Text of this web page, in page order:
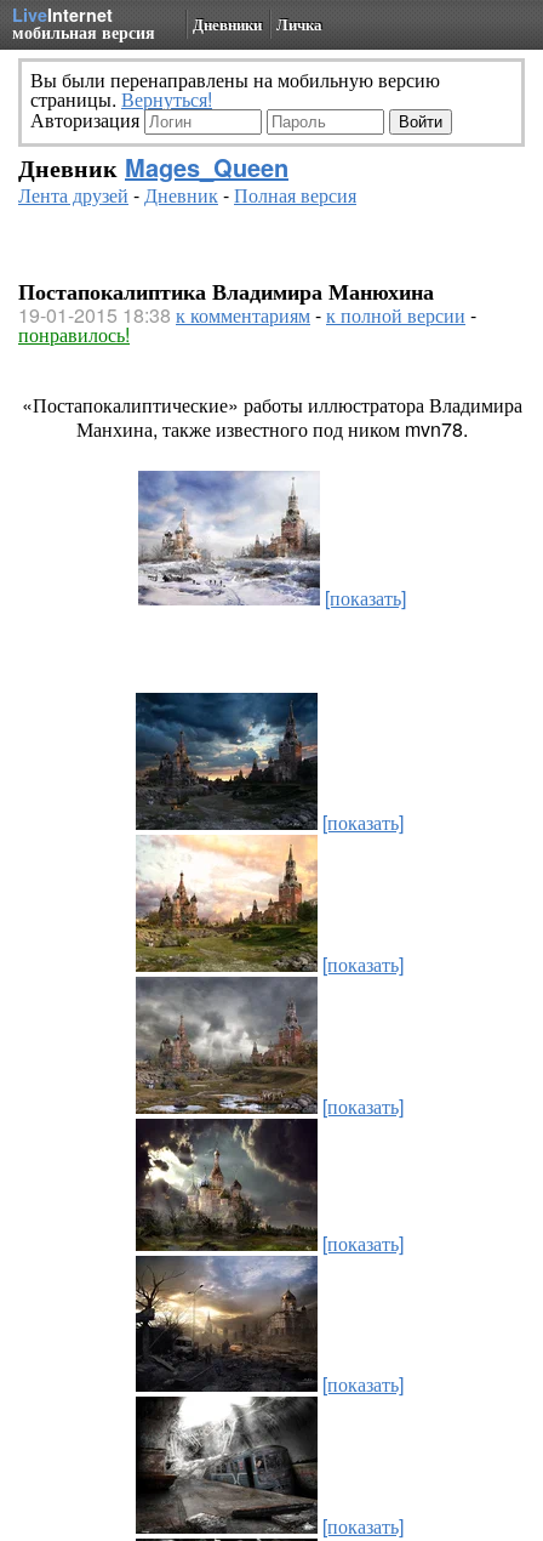
LiveInternet
мобильная версия Дневники Личка
Вы были перенаправлены на мобильную версию
страницы. Вернуться!
Авторизация
Дневник Mages_Queen
Лента друзей -Дневник-Полная версия
Постапокалиптика Владимира Манюхина
19-01-2015 18:38 к комментариям-к полной версии -
понравилось!
«Постапокалиптические» работы иллюстратора Владимира
Манхина, также известного под ником mvn78.
[показать]
[показать]
[показать]
[показать]
[показать]
[показать]
[показать]